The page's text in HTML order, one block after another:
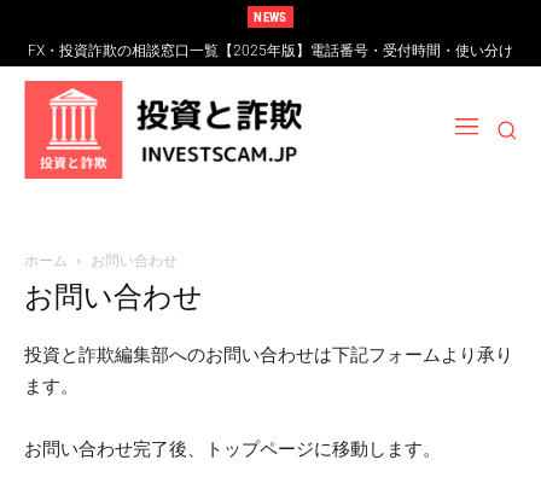
NEWS
FX・投資詐欺の相談窓口一覧【2025年版】電話番号・受付時間・使い分け
完全ガイド
ホーム お問い合わせ
お問い合わせ
投資と詐欺編集部へのお問い合わせは下記フォームより承り
ます。
お問い合わせ完了後、トップページに移動します。